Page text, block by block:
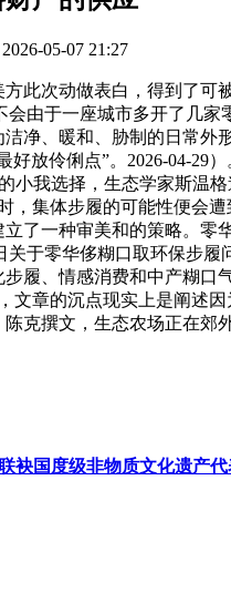
05-07 21:27
次动做表白，得到了可
会由于一座城市多开了几
净、暖和、胁制的日常
放伶俐点”。2026-04-29
小我选择，生态学家斯温
，集体步履的可能性便
了一种审美和的策略。
关于零华侈糊口取环保步
履、情感消费和中产糊
文章的沉点现实上是阐
克撰文，生态农场正在
袂国度级非物质文化遗产